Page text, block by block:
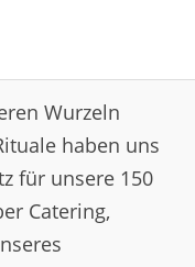
Wurzeln
haben uns
für unsere 150
Catering,